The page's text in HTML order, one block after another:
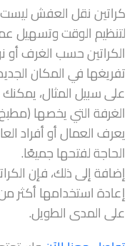
كراتين نقل العفش
لتنظيم الوقت وتسهيل
الكراتين حسب الغرف
تفريغها في المكان
على سبيل المثال،
الغرفة التي يخصها
يعرف العمال أو أفراد
الحاجة لفتحها جميعًا.
إضافة إلى ذلك، فإن
إعادة استخدامها أكثر
على المدى الطويل.